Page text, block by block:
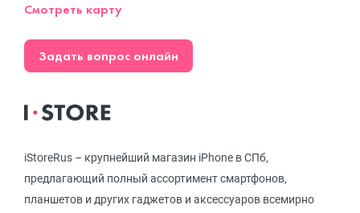
iStoreRus – крупнейший магазин iPhone в СПб,
предлагающий полный ассортимент смартфонов,
планшетов и других гаджетов и аксессуаров всемирно
Смотреть карту
Задать вопрос онлайн